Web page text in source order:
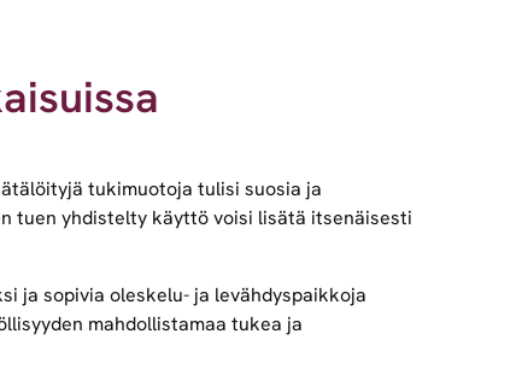
tukimuotoja tulisi suosia ja
tuen yhdistelty käyttö voisi lisätä itsenäisesti
ja sopivia oleskelu- ja levähdyspaikkoja
mahdollistamaa tukea ja